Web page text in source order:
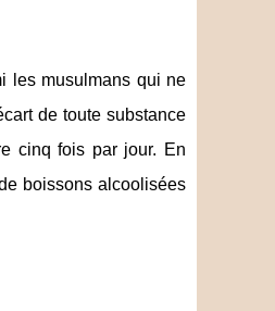
les musulmans qui ne
de toute substance
cinq fois par jour. En
boissons alcoolisées